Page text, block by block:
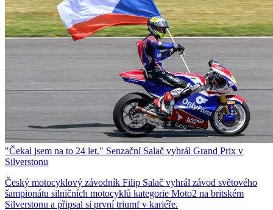
"Čekal jsem na to 24 let." Senzační Salač vyhrál Grand Prix v
Silverstonu
Český motocyklový závodník Filip Salač vyhrál závod světového
šampionátu silničních motocyklů kategorie Moto2 na britském
Silverstonu a připsal si první triumf v kariéře.